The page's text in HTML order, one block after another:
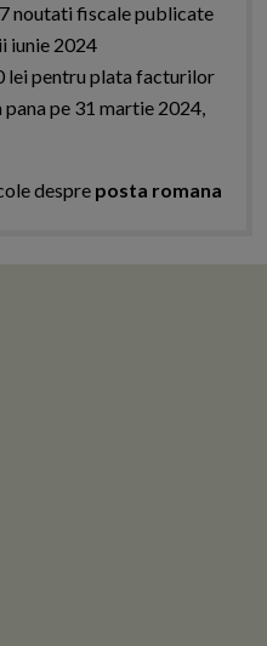
noutati fiscale publicate
iunie 2024
lei pentru plata facturilor
pe 31 martie 2024,
despre posta romana